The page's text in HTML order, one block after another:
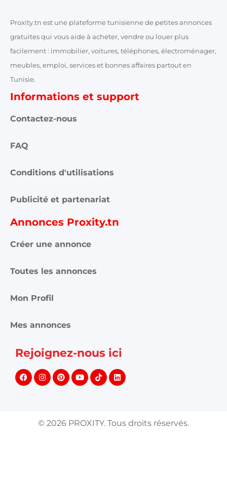
Proxity.tn est une plateforme tunisienne de petites annonces
gratuites qui vous aide à acheter, vendre ou louer plus
facilement : immobilier, voitures, téléphones, électroménager,
meubles, emploi, services et bonnes affaires partout en
Tunisie.
Informations et support
Contactez-nous
FAQ
Conditions d'utilisations
Publicité et partenariat
Annonces Proxity.tn
Créer une annonce
Toutes les annonces
Mon Profil
Mes annonces
Rejoignez-nous ici
© 2026 PROXITY. Tous droits réservés.